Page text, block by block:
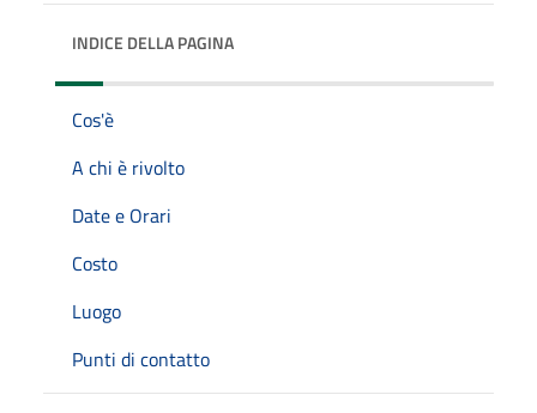
INDICE DELLA PAGINA
Cos'è
A chi è rivolto
Date e Orari
Costo
Luogo
Punti di contatto